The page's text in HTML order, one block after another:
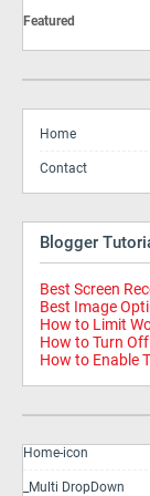
Featured
Home
Contact
Blogger
Best Screen
Best Image
How to Limit
How to Turn
How to Enable
Home-icon
_Multi DropDown